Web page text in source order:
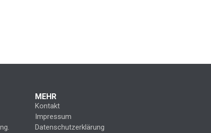
MEHR
Kontakt
Impressum
Datenschutzerklärung